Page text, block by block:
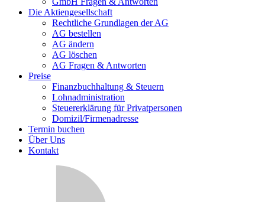
Die Aktiengesellschaft
Rechtliche Grundlagen der AG
AG bestellen
AG ändern
AG löschen
AG Fragen & Antworten
Preise
Finanzbuchhaltung & Steuern
Lohnadministration
Steuererklärung für Privatpersonen
Domizil/Firmenadresse
Termin buchen
Über Uns
Kontakt